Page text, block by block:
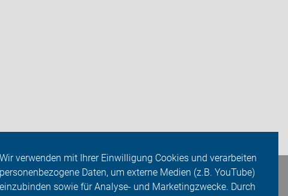
Wir verwenden mit Ihrer Einwilligung Cookies und verarbeiten
personenbezogene Daten, um externe Medien (z.B. YouTube)
einzubinden sowie für Analyse- und Marketingzwecke. Durch